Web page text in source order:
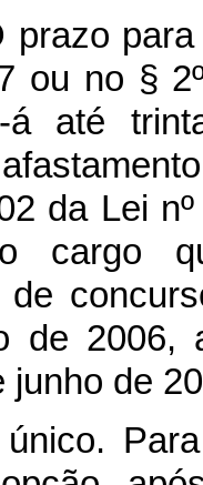
prazo
ou no §
á até
da Lei
cargo
de
de 2006,
junho de
único.